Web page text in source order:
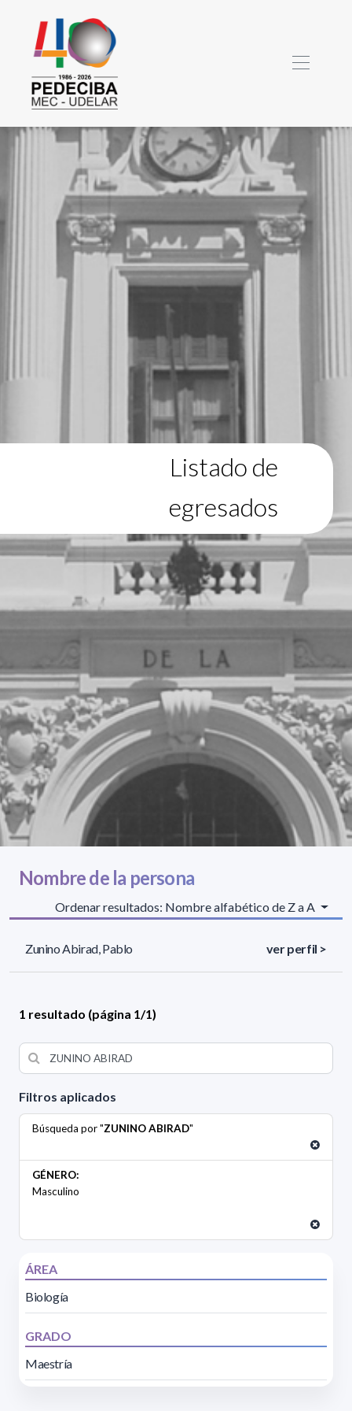
Listado de
egresados
Filtros aplicados
Búsqueda por "ZUNINO ABIRAD"
GÉNERO:
Masculino
ÁREA
Biología
GRADO
Maestría
Nombre de la persona
Ordenar resultados: Nombre alfabético de Z a A
Zunino Abirad, Pablo ver perfil >
1 resultado (página 1/1)